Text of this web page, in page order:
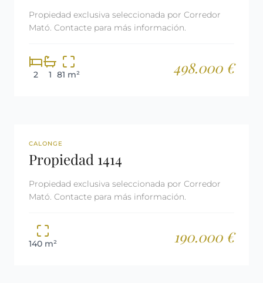
Propiedad exclusiva seleccionada por Corredor
Mató. Contacte para más información.
2 1 81 m² 498.000 €
REF: 1414
CALONGE
Propiedad 1414
Propiedad exclusiva seleccionada por Corredor
Mató. Contacte para más información.
140 m² 190.000 €